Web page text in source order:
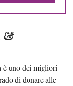
&
è uno dei migliori
di donare alle